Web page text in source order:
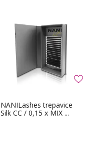
NANILashes trepavice
Silk CC / 0,15 x MIX ...